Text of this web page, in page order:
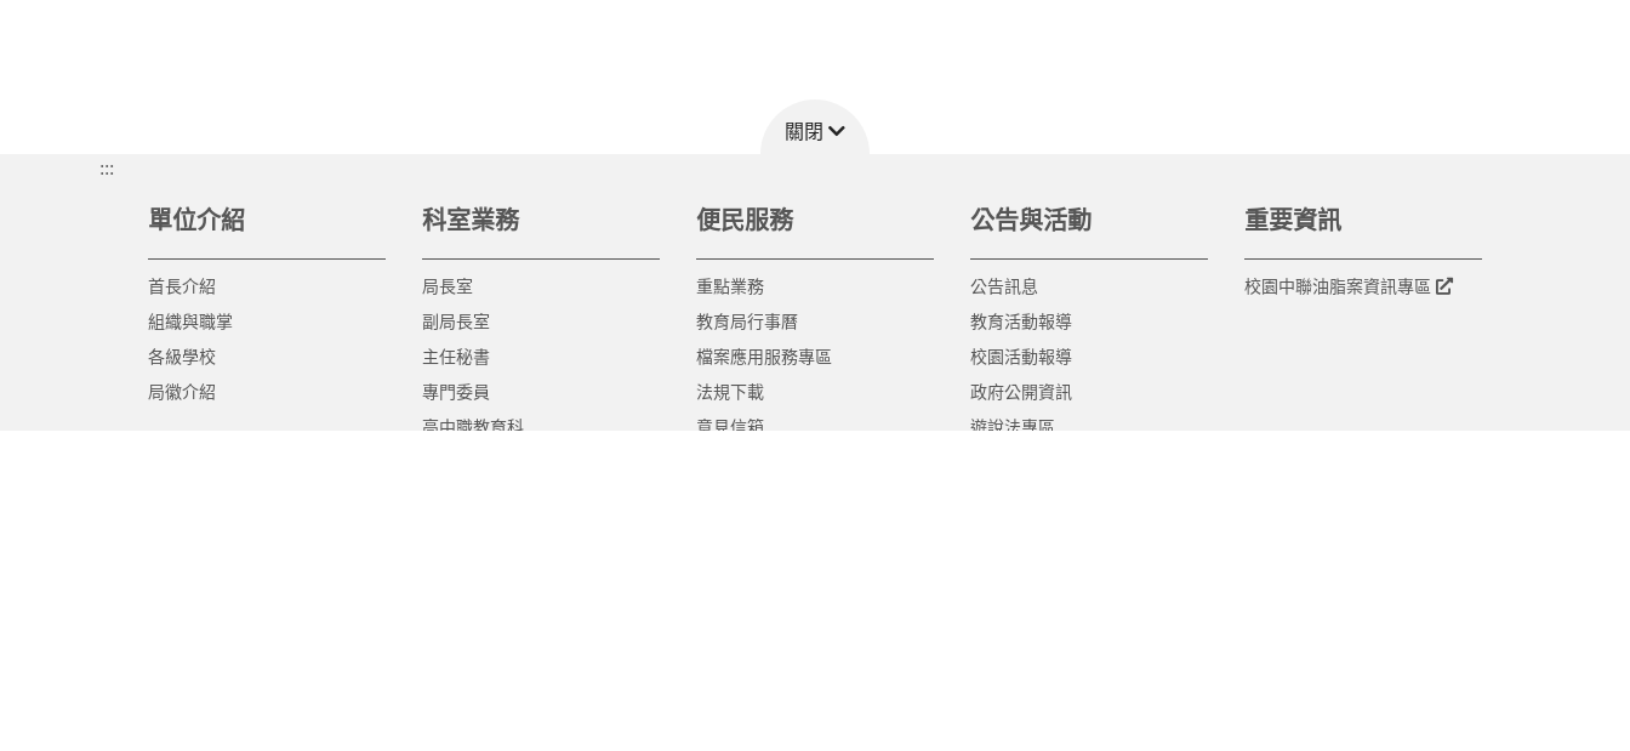
關閉
:::
單位介紹
首長介紹
組織與職掌
各級學校
局徽介紹
科室業務
局長室
副局長室
主任秘書
專門委員
高中職教育科
便民服務
重點業務
教育局行事曆
檔案應用服務專區
法規下載
意見信箱
公告與活動
公告訊息
教育活動報導
校園活動報導
政府公開資訊
遊說法專區
重要資訊
校園中聯油脂案資訊專區